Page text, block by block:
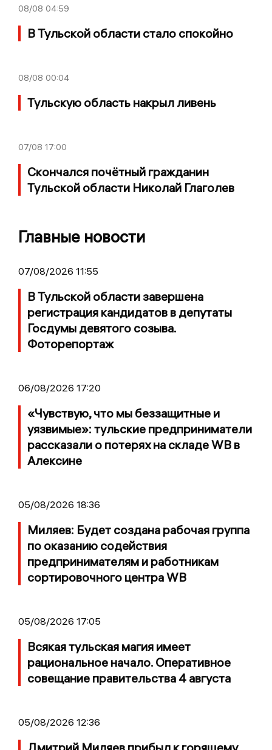
08/08 04:59
В Тульской области стало спокойно
08/08 00:04
Тульскую область накрыл ливень
07/08 17:00
Скончался почётный гражданин
Тульской области Николай Глаголев
Главные новости
07/08/2026 11:55
В Тульской области завершена
регистрация кандидатов в депутаты
Госдумы девятого созыва.
Фоторепортаж
06/08/2026 17:20
«Чувствую, что мы беззащитные и
уязвимые»: тульские предприниматели
рассказали о потерях на складе WB в
Алексине
05/08/2026 18:36
Миляев: Будет создана рабочая группа
по оказанию содействия
предпринимателям и работникам
сортировочного центра WB
05/08/2026 17:05
Всякая тульская магия имеет
рациональное начало. Оперативное
совещание правительства 4 августа
05/08/2026 12:36